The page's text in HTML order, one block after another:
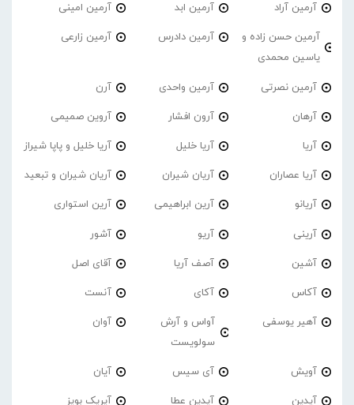
آرمین آراد آرمین ابد آرمین امینی
آرمین حسن زاده و
یاسین محمدی
آرمین دادرس آرمین زارعی
آرمین نصرتی آرمین واحدی آرن
آرهان آرون افشار آروین صمیمی
آریا آریا خلیل آریا خلیل و پاپا شیراز
آریا عصاران آریان شیران آریان شیران و تبعید
آریانو آرین ابراهیمی آرین استواری
آرینی آریو آشور
آشین آصف آریا آقای اصل
آکاس آکای آنست
آهیر یوسفی
آواس و آرش
سولویست
آوان
آویش آی سیس آیان
آیدین آیدین عطا آیریک بویز